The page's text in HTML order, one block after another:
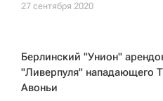
27 сентября 2020
Берлинский "Унион"
"Ливерпуля" нападающего
Авоньи